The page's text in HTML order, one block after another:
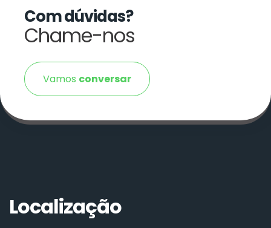
Com dúvidas?
Chame-nos
Vamos conversar
Localização